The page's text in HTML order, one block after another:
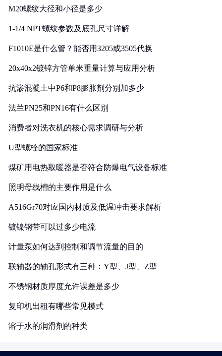
M20螺纹大径和小径是多少
1-1/4 NPT螺纹参数及底孔尺寸详解
F1010E是什么管？能否用3205或3505代换
20x40x2镀锌方管单米重量计算与应用分析
抗渗混凝土中P6和P8膨胀剂分别加多少
法兰PN25和PN16有什么区别
消费者对洗衣机的核心需求调研与分析
U型螺栓的国家标准
煤矿用电热取暖器是否符合防爆电气设备标准
照明母线槽的主要作用是什么
A516Gr70对应国内材质及低温冲击要求解析
镀镍钢带可以过多少电流
计量泵如何达到控制和调节流量的目的
联轴器的轴孔形式有三种：Y型、J型、Z型
不锈钢材质厚度允许误差是多少
复印机出租有哪些常见模式
溶于水的润滑剂的种类